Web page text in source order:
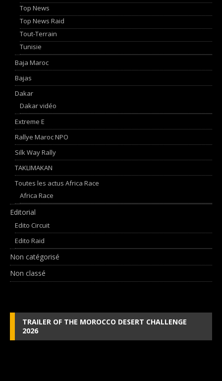
Top News
Top News Raid
Tout-Terrain
Tunisie
Baja Maroc
Bajas
Dakar
Dakar vidéo
Extreme E
Rallye Maroc NPO
Silk Way Rally
TAKLIMAKAN
Toutes les actus Africa Race
Africa Race
Editorial
Edito Circuit
Edito Raid
Non catégorisé
Non classé
TRAILER OF THE MOROCCO DESERT CHALLENGE
2026